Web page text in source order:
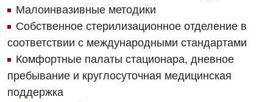
Малоинвазивные методики
Собственное стерилизационное отделение в
соответствии с международными стандартами
Комфортные палаты стационара, дневное
пребывание и круглосуточная медицинская
поддержка